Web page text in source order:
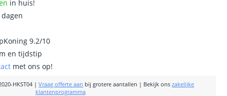
in huis!
9.2/10
en tijdstip
met ons op!
HKST04 |Vraag offerte aan bij grotere aantallen | Bekijk ons zakelijke
klantenprogramma